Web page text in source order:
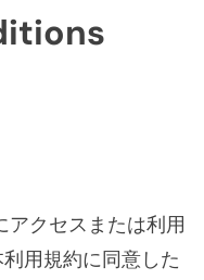
アクセスまたは利用
用規約に同意した